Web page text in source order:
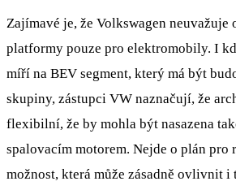
Zajímavé je, že Volkswagen neuvažuje
platformy pouze pro elektromobily. I
míří na BEV segment, který má být
skupiny, zástupci VW naznačují, že
flexibilní, že by mohla být nasazena
spalovacím motorem. Nejde o plán pro
možnost, která může zásadně ovlivnit i